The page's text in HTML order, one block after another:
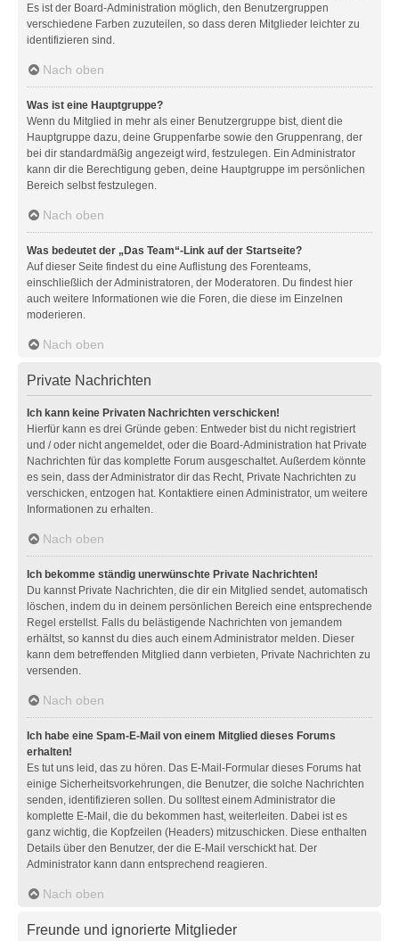
Es ist der Board-Administration möglich, den Benutzergruppen
verschiedene Farben zuzuteilen, so dass deren Mitglieder leichter zu
identifizieren sind.
Nach oben
Was ist eine Hauptgruppe?
Wenn du Mitglied in mehr als einer Benutzergruppe bist, dient die
Hauptgruppe dazu, deine Gruppenfarbe sowie den Gruppenrang, der
bei dir standardmäßig angezeigt wird, festzulegen. Ein Administrator
kann dir die Berechtigung geben, deine Hauptgruppe im persönlichen
Bereich selbst festzulegen.
Nach oben
Was bedeutet der „Das Team“-Link auf der Startseite?
Auf dieser Seite findest du eine Auflistung des Forenteams,
einschließlich der Administratoren, der Moderatoren. Du findest hier
auch weitere Informationen wie die Foren, die diese im Einzelnen
moderieren.
Nach oben
Private Nachrichten
Ich kann keine Privaten Nachrichten verschicken!
Hierfür kann es drei Gründe geben: Entweder bist du nicht registriert
und / oder nicht angemeldet, oder die Board-Administration hat Private
Nachrichten für das komplette Forum ausgeschaltet. Außerdem könnte
es sein, dass der Administrator dir das Recht, Private Nachrichten zu
verschicken, entzogen hat. Kontaktiere einen Administrator, um weitere
Informationen zu erhalten.
Nach oben
Ich bekomme ständig unerwünschte Private Nachrichten!
Du kannst Private Nachrichten, die dir ein Mitglied sendet, automatisch
löschen, indem du in deinem persönlichen Bereich eine entsprechende
Regel erstellst. Falls du belästigende Nachrichten von jemandem
erhältst, so kannst du dies auch einem Administrator melden. Dieser
kann dem betreffenden Mitglied dann verbieten, Private Nachrichten zu
versenden.
Nach oben
Ich habe eine Spam-E-Mail von einem Mitglied dieses Forums
erhalten!
Es tut uns leid, das zu hören. Das E-Mail-Formular dieses Forums hat
einige Sicherheitsvorkehrungen, die Benutzer, die solche Nachrichten
senden, identifizieren sollen. Du solltest einem Administrator die
komplette E-Mail, die du bekommen hast, weiterleiten. Dabei ist es
ganz wichtig, die Kopfzeilen (Headers) mitzuschicken. Diese enthalten
Details über den Benutzer, der die E-Mail verschickt hat. Der
Administrator kann dann entsprechend reagieren.
Nach oben
Freunde und ignorierte Mitglieder